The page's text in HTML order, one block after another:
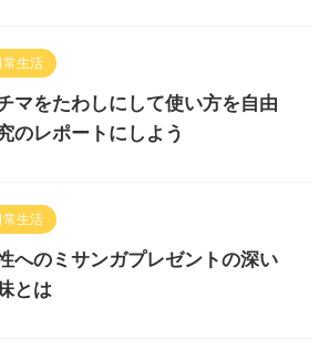
常生活
マをたわしにして使い方を自由
のレポートにしよう
常生活
へのミサンガプレゼントの深い
とは